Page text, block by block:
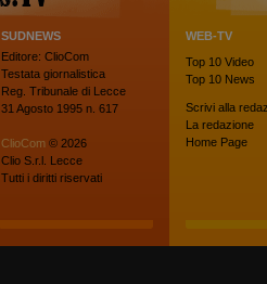
SUDNEWS
Editore: ClioCom
Testata giornalistica
Reg. Tribunale di Lecce
31 Agosto 1995 n. 617
ClioCom © 2026
Clio S.r.l. Lecce
Tutti i diritti riservati
WEB-TV
Top 10 Video
Top 10 News
Scrivi alla
La redazione
Home Page